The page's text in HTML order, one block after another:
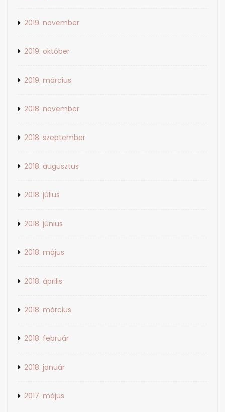
2019. november
2019. október
2019. március
2018. november
2018. szeptember
2018. augusztus
2018. július
2018. június
2018. május
2018. április
2018. március
2018. február
2018. január
2017. május